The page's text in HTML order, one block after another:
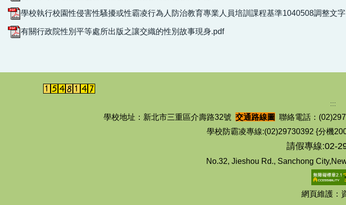
學校執行校園性侵害性騷擾或性霸凌行為人防治教育專業人員培訓課程基準1040508調整文
有關行政院性別平等處所出版之讓交織的性別故事現身.pdf
:::
學校地址：新北市三重區介壽路32號 交通路線圖 聯絡電話：
學校防霸凌專線:(02)29730392 {分機
請假專線:02-
No.32, Jieshou Rd., Sanchong
網頁維護：